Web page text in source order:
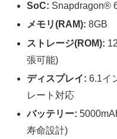
SoC: Snapdragon®
メモリ(RAM): 8GB
ストレージ(ROM):
張可能)
ディスプレイ: 6.1イ
レート対応
バッテリー:
寿命設計)